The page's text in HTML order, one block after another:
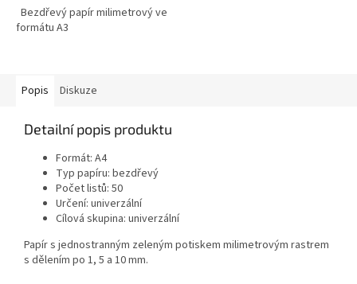
Bezdřevý papír milimetrový ve
formátu A3
Popis Diskuze
Detailní popis produktu
Formát: A4
Typ papíru: bezdřevý
Počet listů: 50
Určení: univerzální
Cílová skupina: univerzální
Papír s jednostranným zeleným potiskem milimetrovým rastrem
s dělením po 1, 5 a 10 mm.